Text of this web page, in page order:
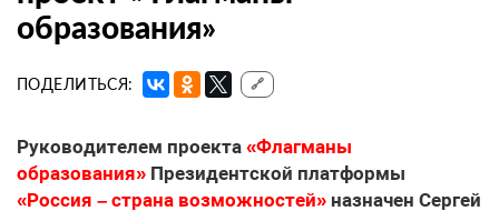
образования»
ПОДЕЛИТЬСЯ: 🔗
Руководителем проекта «Флагманы
образования» Президентской платформы
«Россия – страна возможностей» назначен Сергей